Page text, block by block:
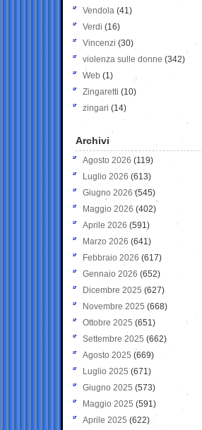
Vendola (41)
Verdi (16)
Vincenzi (30)
violenza sulle donne (342)
Web (1)
Zingaretti (10)
zingari (14)
Archivi
Agosto 2026 (119)
Luglio 2026 (613)
Giugno 2026 (545)
Maggio 2026 (402)
Aprile 2026 (591)
Marzo 2026 (641)
Febbraio 2026 (617)
Gennaio 2026 (652)
Dicembre 2025 (627)
Novembre 2025 (668)
Ottobre 2025 (651)
Settembre 2025 (662)
Agosto 2025 (669)
Luglio 2025 (671)
Giugno 2025 (573)
Maggio 2025 (591)
Aprile 2025 (622)